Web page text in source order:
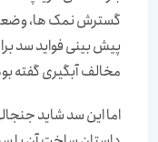
گسترش نمک ها،
پیش بینی فواید سد
مخالف آبگیری گفته
اما این سد شاید